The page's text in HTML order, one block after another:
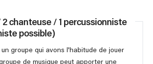
chanteuse / 1 percussionniste
possible)
un groupe qui avons l'habitude de jouer
de musique peut apporter une